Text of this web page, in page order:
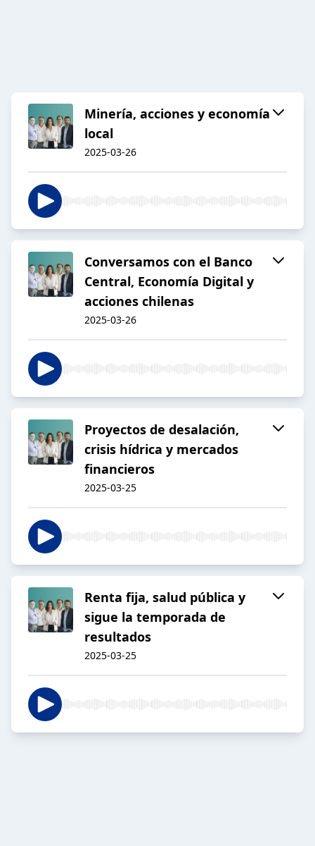
Minería, acciones y economía
local
2025-03-26
Conversamos con el Banco
Central, Economía Digital y
acciones chilenas
2025-03-26
Proyectos de desalación,
crisis hídrica y mercados
financieros
2025-03-25
Renta fija, salud pública y
sigue la temporada de
resultados
2025-03-25